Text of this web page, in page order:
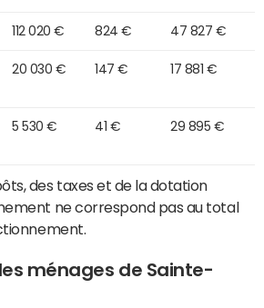
112 020 € 824 € 47 827 €
20 030 € 147 € 17 881 €
5 530 € 41 € 29 895 €
des taxes et de la dotation
ne correspond pas au total
ménages de Sainte-